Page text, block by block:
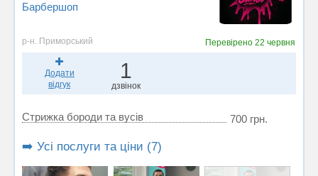
Барбершоп
р-н. Приморський Перевірено22 червня
Додати
відгук
1
дзвінок
Стрижка бороди та вусів 700 грн.
➡️ Усі послуги та ціни (7)